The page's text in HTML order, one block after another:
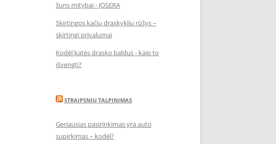
šuns mitybai - JOSERA
Skirtingos kačių draskyklių rūšys –
skirtingi privalumai
Kodėl katės drasko baldus - kaip to
išvengti?
STRAIPSNIU TALPINIMAS
Geriausias pasirinkimas yra auto
supirkimas – kodėl?